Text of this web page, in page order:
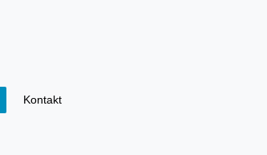
Kontakt